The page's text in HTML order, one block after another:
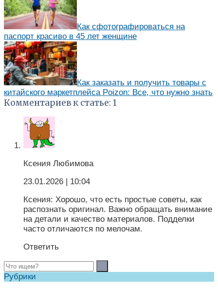
Как сфотографироваться на
паспорт красиво в 45 лет женщине
Как заказать и получить товары с
китайского маркетплейса Poizon: Все, что нужно знать
Комментариев к статье: 1
Ксения Любимова
23.01.2026 | 10:04
Ксения: Хорошо, что есть простые советы, как
распознать оригинал. Важно обращать внимание
на детали и качество материалов. Подделки
часто отличаются по мелочам.
Ответить
Рубрики